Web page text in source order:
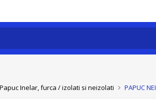
Papuc Inelar, furca / izolati si neizolati PAPUC